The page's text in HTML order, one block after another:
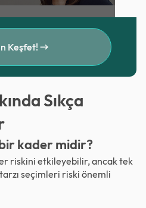
Keşfet!
Sıkça
kader midir?
riskini etkileyebilir, ancak tek
seçimleri riski önemli